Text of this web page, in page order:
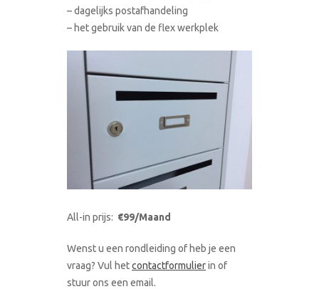
– dagelijks postafhandeling
– het gebruik van de flex werkplek
All-in prijs: €99/Maand
Wenst u een rondleiding of heb je een
vraag? Vul hetcontactformulierin of
stuur ons een email.